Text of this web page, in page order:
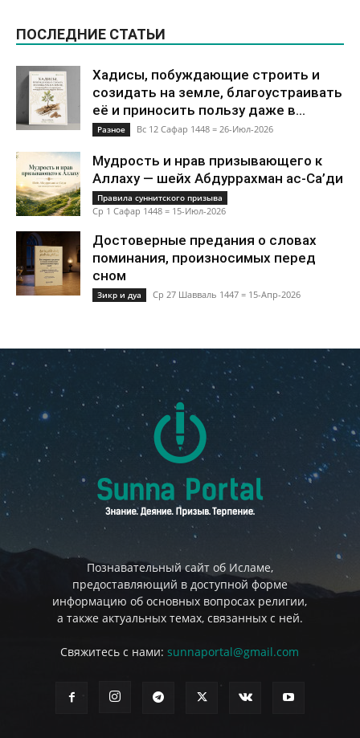
ПОСЛЕДНИЕ СТАТЬИ
Хадисы, побуждающие строить и
созидать на земле, благоустраивать
её и приносить пользу даже в...
Разное Вс 12 Сафар 1448 = 26-Июл-2026
Мудрость и нрав призывающего к
Аллаху — шейх Абдуррахман ас-Са’ди
Правила суннитского призыва
Ср 1 Сафар 1448 = 15-Июл-2026
Достоверные предания о словах
поминания, произносимых перед
сном
Зикр и дуа Ср 27 Шавваль 1447 = 15-Апр-2026
Познавательный сайт об Исламе,
предоставляющий в доступной форме
информацию об основных вопросах религии,
а также актуальных темах, связанных с ней.
Свяжитесь с нами: sunnaportal@gmail.com